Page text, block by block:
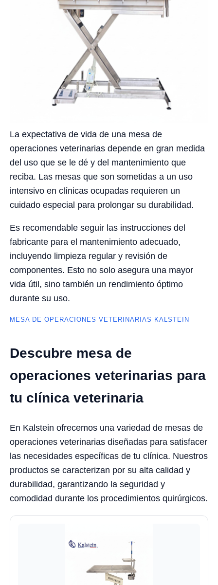
La expectativa de vida de una mesa de
operaciones veterinarias depende en gran medida
del uso que se le dé y del mantenimiento que
reciba. Las mesas que son sometidas a un uso
intensivo en clínicas ocupadas requieren un
cuidado especial para prolongar su durabilidad.
Es recomendable seguir las instrucciones del
fabricante para el mantenimiento adecuado,
incluyendo limpieza regular y revisión de
componentes. Esto no solo asegura una mayor
vida útil, sino también un rendimiento óptimo
durante su uso.
MESA DE OPERACIONES VETERINARIAS KALSTEIN
Descubre mesa de
operaciones veterinarias para
tu clínica veterinaria
En Kalstein ofrecemos una variedad de mesas de
operaciones veterinarias diseñadas para satisfacer
las necesidades específicas de tu clínica. Nuestros
productos se caracterizan por su alta calidad y
durabilidad, garantizando la seguridad y
comodidad durante los procedimientos quirúrgicos.